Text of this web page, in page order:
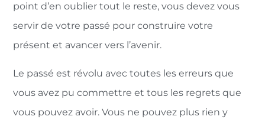
point d’en oublier tout le reste, vous devez vous
servir de votre passé pour construire votre
présent et avancer vers l’avenir.
Le passé est révolu avec toutes les erreurs que
vous avez pu commettre et tous les regrets que
vous pouvez avoir. Vous ne pouvez plus rien y